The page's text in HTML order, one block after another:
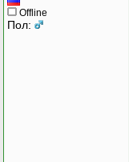
Offline
Пол: